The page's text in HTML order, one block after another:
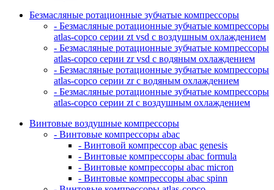
Безмасляные ротационные зубчатые компрессоры
- Безмасляные ротационные зубчатые компрессоры
atlas-copco серии zt vsd с воздушным охлаждением
- Безмасляные ротационные зубчатые компрессоры
atlas-copco серии zr vsd с водяным охлаждением
- Безмасляные ротационные зубчатые компрессоры
atlas-copco серии zr с водяным охлаждением
- Безмасляные ротационные зубчатые компрессоры
atlas-copco серии zt с воздушным охлаждением
Винтовые воздушные компрессоры
- Винтовые компрессоры abac
- Винтовой компрессор abac genesis
- Винтовые компрессоры abac formula
- Винтовые компрессоры abac micron
- Винтовые компрессоры abac spinn